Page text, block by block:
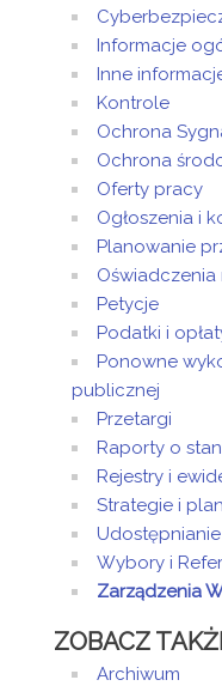
Informacje
Inne
Kontrole
Ochrona
Ochrona
Oferty pracy
Ogłoszenia i
Planowanie
Oświadczenia
Petycje
Podatki i
Ponowne
publicznej
Przetargi
Raporty o
Rejestry i
Strategie i
Wybory i
Zarządzenia
ZOBACZ
Archiwum